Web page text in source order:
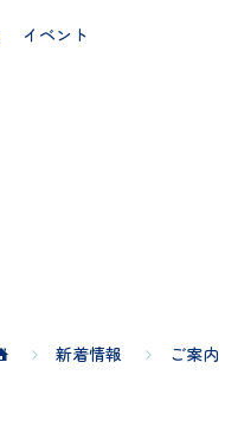
イベント
新着情報 ご案内